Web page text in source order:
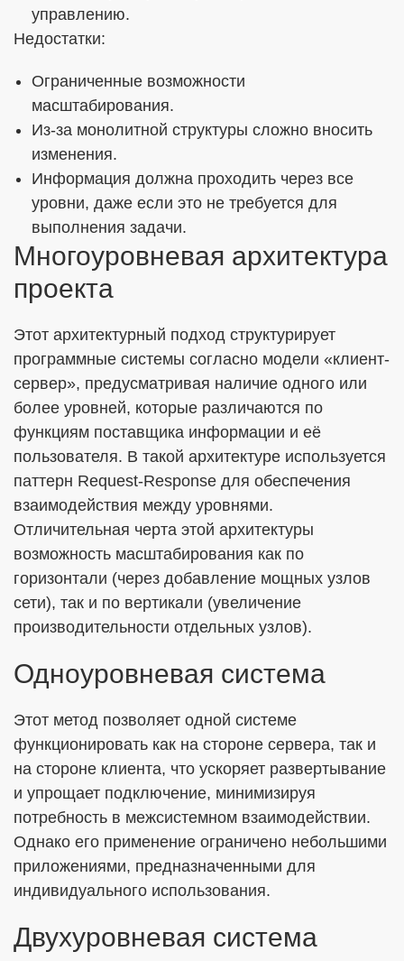
управлению.
Недостатки:
Ограниченные возможности
масштабирования.
Из-за монолитной структуры сложно вносить
изменения.
Информация должна проходить через все
уровни, даже если это не требуется для
выполнения задачи.
Многоуровневая архитектура
проекта
Этот архитектурный подход структурирует
программные системы согласно модели «клиент-
сервер», предусматривая наличие одного или
более уровней, которые различаются по
функциям поставщика информации и её
пользователя. В такой архитектуре используется
паттерн Request-Response для обеспечения
взаимодействия между уровнями.
Отличительная черта этой архитектуры
возможность масштабирования как по
горизонтали (через добавление мощных узлов
сети), так и по вертикали (увеличение
производительности отдельных узлов).
Одноуровневая система
Этот метод позволяет одной системе
функционировать как на стороне сервера, так и
на стороне клиента, что ускоряет развертывание
и упрощает подключение, минимизируя
потребность в межсистемном взаимодействии.
Однако его применение ограничено небольшими
приложениями, предназначенными для
индивидуального использования.
Двухуровневая система